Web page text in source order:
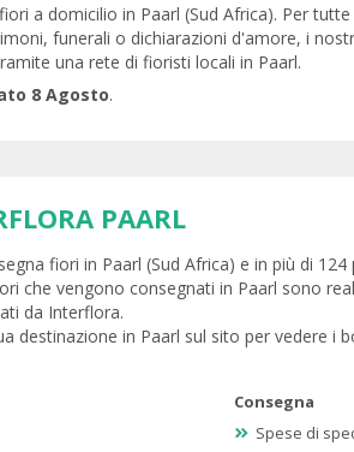
a domicilio in Paarl (Sud Africa). Per
funerali o dichiarazioni d'amore, i
una rete di fioristi locali in Paarl.
8 Agosto.
PAARL
fiori in Paarl (Sud Africa) e in più di 124
che vengono consegnati in Paarl sono
da Interflora.
destinazione in Paarl sul sito per vedere i
Consegna
Spese di